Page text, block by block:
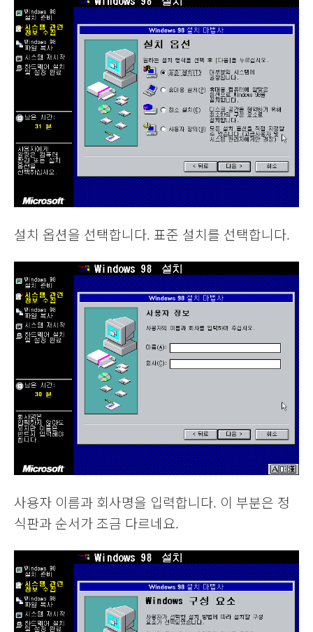
설치 옵션을 선택합니다. 표준 설치를 선택합니다.
사용자 이름과 회사명을 입력합니다. 이 부분은 정
식판과 순서가 조금 다르네요.